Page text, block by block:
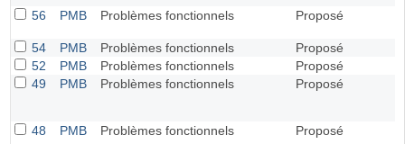
56 PMB Problèmes fonctionnels Proposé
54 PMB Problèmes fonctionnels
Proposé
52
PMB Problèmes fonctionnels
Proposé
49
PMB Problèmes fonctionnels Proposé
48 PMB Problèmes fonctionnels Proposé